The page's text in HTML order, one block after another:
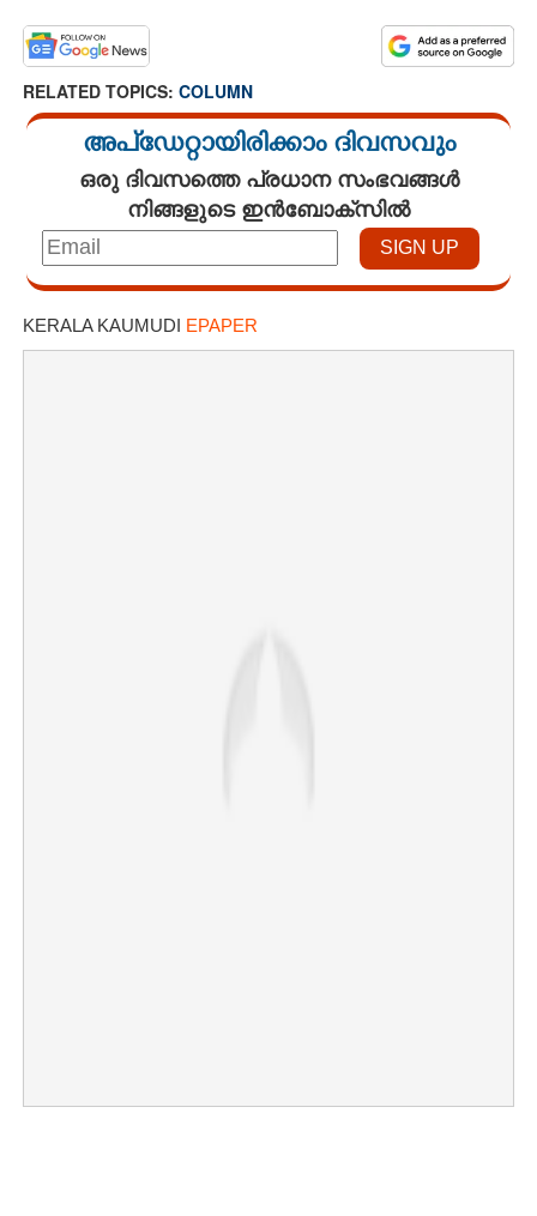
RELATED TOPICS: COLUMN
അപ്ഡേറ്റായിരിക്കാം ദിവസവും
ഒരു ദിവസത്തെ പ്രധാന സംഭവങ്ങൾ
നിങ്ങളുടെ ഇൻബോക്സിൽ
KERALA KAUMUDI EPAPER
Share this link
Copy Link